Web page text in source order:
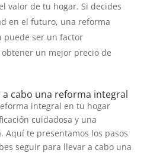
valor de tu hogar. Si decides
en el futuro, una reforma
puede ser un factor
un mejor precio de
a cabo una reforma integral
integral en tu hogar
cuidadosa y una
Aquí te presentamos los pasos
seguir para llevar a cabo una